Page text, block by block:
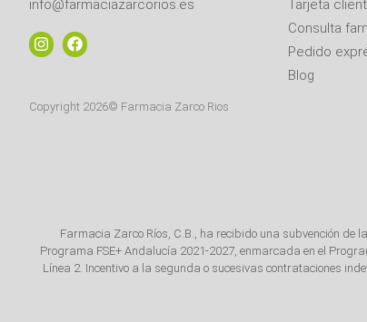
info@farmaciazarcorios.es
Copyright 2026© Farmacia Zarco Rios
Tarjeta
Consulta
Pedido
Blog
Farmacia Zarco Ríos, C.B., ha recibido una subvención de
Programa FSE+ Andalucía 2021-2027, enmarcada en el
Línea 2. Incentivo a la segunda o sucesivas contrataciones